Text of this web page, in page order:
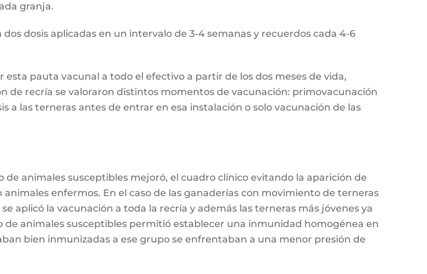
granja.
dosis aplicadas en un intervalo de 3-4 semanas y recuerdos cada 4-6
pauta vacunal a todo el efectivo a partir de los dos meses de vida,
de recría se valoraron distintos momentos de vacunación: primovacunación
a las terneras antes de entrar en esa instalación o solo vacunación de las
animales susceptibles mejoró, el cuadro clínico evitando la aparición de
enfermos. En el caso de las ganaderías con movimiento de terneras
aplicó la vacunación a toda la recría y además las terneras más jóvenes ya
animales susceptibles permitió establecer una inmunidad homogénea en
bien inmunizadas a ese grupo se enfrentaban a una menor presión de